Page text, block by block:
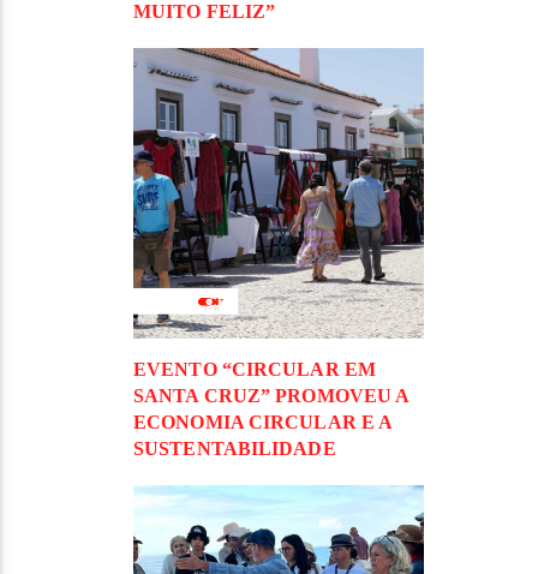
MUITO FELIZ”
EVENTO “CIRCULAR EM
SANTA CRUZ” PROMOVEU A
ECONOMIA CIRCULAR E A
SUSTENTABILIDADE